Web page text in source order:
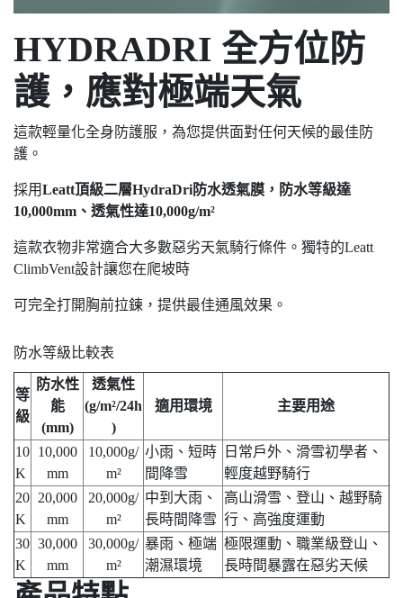
HYDRADRI 全方位防
護，應對極端天氣
這款輕量化全身防護服，為您提供面對任何天候的最佳防
護。
採用Leatt頂級二層HydraDri防水透氣膜，防水等級達
10,000mm、透氣性達10,000g/m²
這款衣物非常適合大多數惡劣天氣騎行條件。獨特的Leatt
ClimbVent設計讓您在爬坡時
可完全打開胸前拉鍊，提供最佳通風效果。
防水等級比較表
等
級
防水性
能
(mm)
透氣性
(g/m²/24h
)
適用環境 主要用途
10
K
10,000
mm
10,000g/
m²
小雨、短時
間降雪
日常戶外、滑雪初學者、
輕度越野騎行
20
K
20,000
mm
20,000g/
m²
中到大雨、
長時間降雪
高山滑雪、登山、越野騎
行、高強度運動
30
K
30,000
mm
30,000g/
m²
暴雨、極端
潮濕環境
極限運動、職業級登山、
長時間暴露在惡劣天候